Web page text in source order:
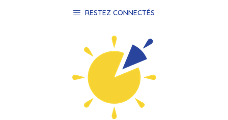
RESTEZ CONNECTÉS